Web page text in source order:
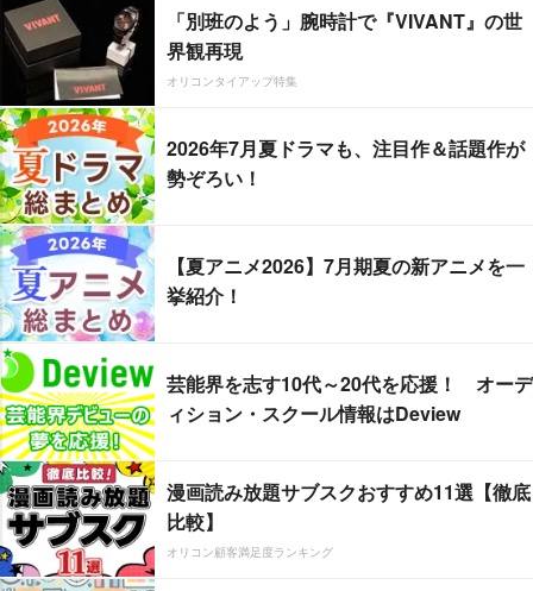
「別班のよう」腕時計で『VIVANT』の世
界観再現
オリコンタイアップ特集
2026年7月夏ドラマも、注目作＆話題作が
勢ぞろい！
【夏アニメ2026】7月期夏の新アニメを一
挙紹介！
芸能界を志す10代～20代を応援！ オーデ
ィション・スクール情報はDeview
漫画読み放題サブスクおすすめ11選【徹底
比較】
オリコン顧客満足度ランキング